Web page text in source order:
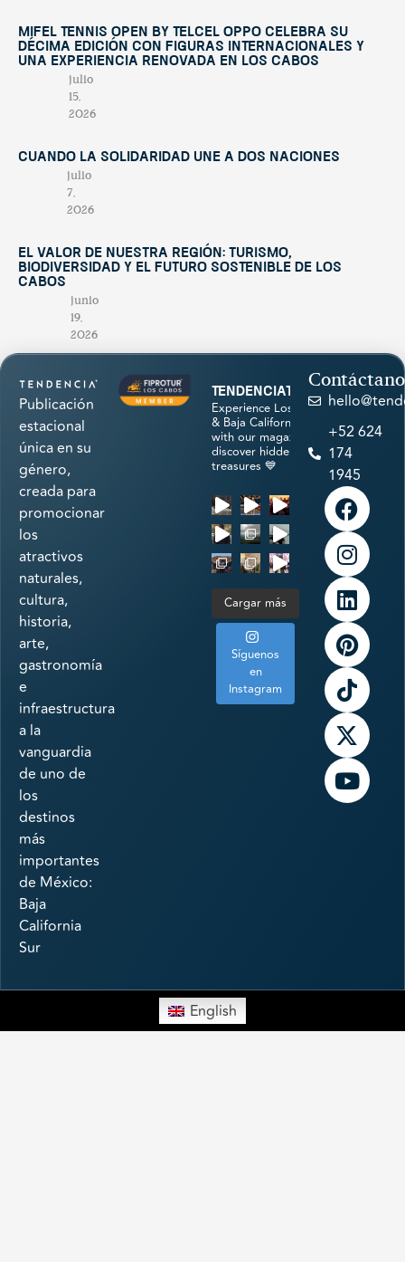
Mifel Tennis Open by Telcel Oppo celebra su
décima edición con figuras internacionales y
una experiencia renovada en Los Cabos
julio
15,
2026
Cuando la solidaridad une a dos naciones
julio
7,
2026
El valor de nuestra región: turismo,
biodiversidad y el futuro sostenible de Los
Cabos
junio
19,
2026
Publicación
estacional
única en su
género,
creada para
promocionar
los
atractivos
naturales,
cultura,
historia,
arte,
gastronomía
e
infraestructura
a la
vanguardia
de uno de
los
destinos
más
importantes
de México:
Baja
California
Sur
tendenciatravel
Experience Los Cabos
& Baja California Sur
with our magazine &
discover hidden
treasures 💙
Cargar más
Síguenos
en
Instagram
+52 624
174
1945
English